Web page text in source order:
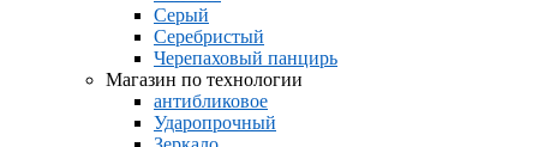
Серый
Серебристый
Черепаховый панцирь
Магазин по технологии
антибликовое
Ударопрочный